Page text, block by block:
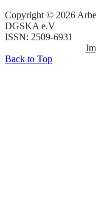
Copyright © 2026
DGSKA e.V
ISSN: 2509-6931
Back to Top